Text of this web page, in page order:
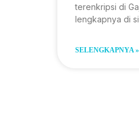
terenkripsi di
lengkapnya di
SELENGKAPNYA »